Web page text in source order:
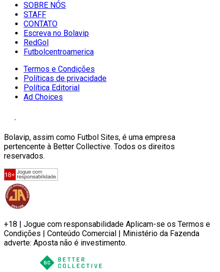
SOBRE NÓS
STAFF
CONTATO
Escreva no Bolavip
RedGol
Futbolcentroamerica
Termos e Condições
Políticas de privacidade
Política Editorial
Ad Choices
Bolavip, assim como Futbol Sites, é uma empresa
pertencente à Better Collective. Todos os direitos
reservados.
+18 | Jogue com responsabilidade Aplicam-se os Termos e
Condições | Conteúdo Comercial | Ministério da Fazenda
adverte: Aposta não é investimento.